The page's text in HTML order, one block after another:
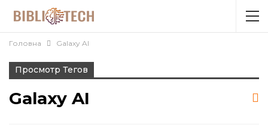
Головна Galaxy AI
Просмотр Тегов
Galaxy AI